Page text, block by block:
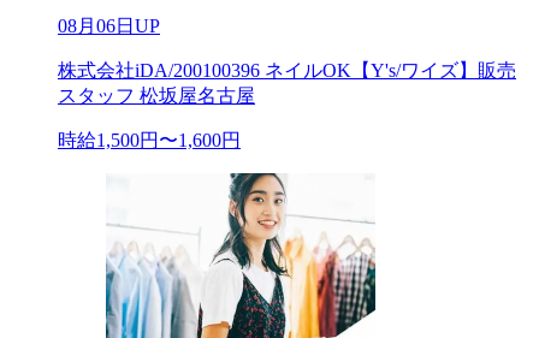
08月06日UP
株式会社iDA/200100396 ネイルOK【Y's/ワイズ】販売
スタッフ 松坂屋名古屋
時給1,500円〜1,600円